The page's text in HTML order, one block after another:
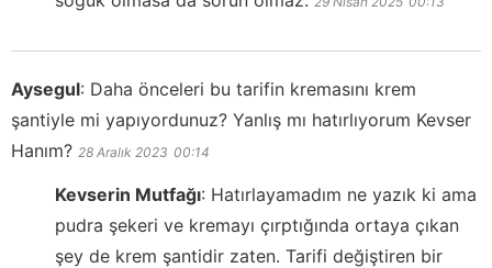
Aysegul: Daha önceleri bu tarifin kremasını krem
şantiyle mi yapıyordunuz? Yanlış mı hatırlıyorum Kevser
Hanım? 28 Aralık 2023 00:14
Kevserin Mutfağı: Hatırlayamadım ne yazık ki ama
pudra şekeri ve kremayı çırptığında ortaya çıkan
şey de krem şantidir zaten. Tarifi değiştiren bir